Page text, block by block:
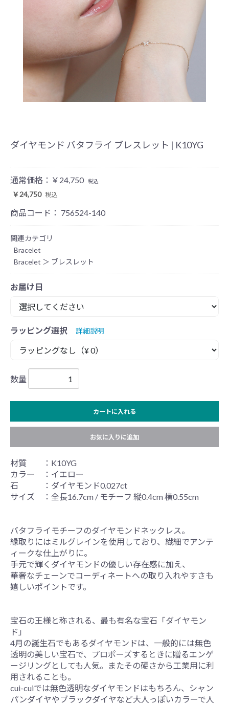
ダイヤモンド バタフライ ブレスレット | K10YG
通常価格： ￥24,750 税込
￥24,750 税込
商品コード： 756524-140
関連カテゴリ
Bracelet
Bracelet ＞ ブレスレット
お届け日
ラッピング選択 詳細説明
数量
カートに入れる
お気に入りに追加
材質 ：K10YG
カラー ：イエロー
石 ：ダイヤモンド0.027ct
サイズ ：全長16.7cm / モチーフ 縦0.4cm 横0.55cm
バタフライモチーフのダイヤモンドネックレス。
縁取りにはミルグレインを使用しており、繊細でアンテ
ィークな仕上がりに。
手元で輝くダイヤモンドの優しい存在感に加え、
華奢なチェーンでコーディネートへの取り入れやすさも
嬉しいポイントです。
宝石の王様と称される、最も有名な宝石「ダイヤモン
ド」
4月の誕生石でもあるダイヤモンドは、一般的には無色
透明の美しい宝石で、プロポーズするときに贈るエンゲ
ージリングとしても人気。またその硬さから工業用に利
用されることも。
cui-cuiでは無色透明なダイヤモンドはもちろん、シャン
パンダイヤやブラックダイヤなど大人っぽいカラーで人